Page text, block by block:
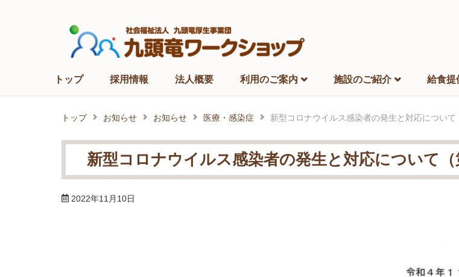
トップ 採用情報 法人概要 利用のご案内 施設のご紹介 給食提
トップ お知らせ お知らせ 医療・感染症 新型コロナウイルス感染者の発生と対応について
新型コロナウイルス感染者の発生と対応について（
2022年11月10日